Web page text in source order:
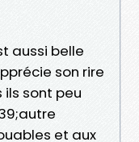
aussi belle
son rire
ils sont peu
et aux